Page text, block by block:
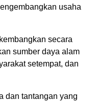
usaha
secara
sumber daya alam
setempat, dan
dan tantangan yang